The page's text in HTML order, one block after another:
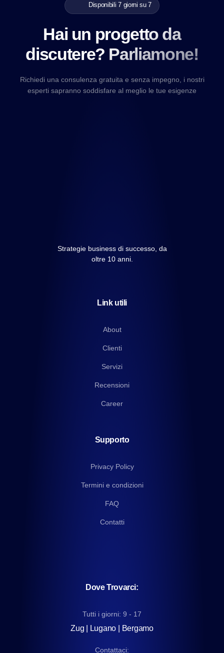
Disponibili 7 giorni su 7
Hai un progetto da
discutere? Parliamone!
Richiedi una consulenza gratuita e senza impegno, i nostri
esperti sapranno soddisfare al meglio le tue esigenze
Strategie business di successo, da
oltre 10 anni.
Link utili
About
Clienti
Servizi
Recensioni
Career
Supporto
Privacy Policy
Termini e condizioni
FAQ
Contatti
Dove Trovarci:
Tutti i giorni: 9 - 17
Zug | Lugano | Bergamo
Contattaci: